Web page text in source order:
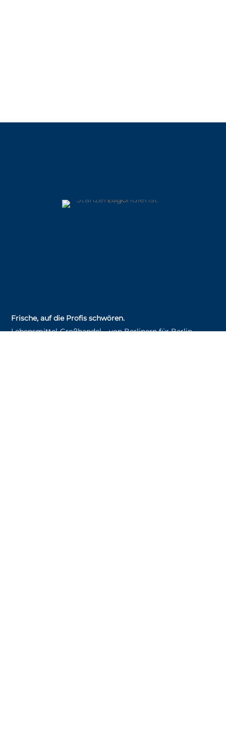
Frische, auf die Profis schwören.
Lebensmittel‑Großhandel – von Berlinern für Berlin.